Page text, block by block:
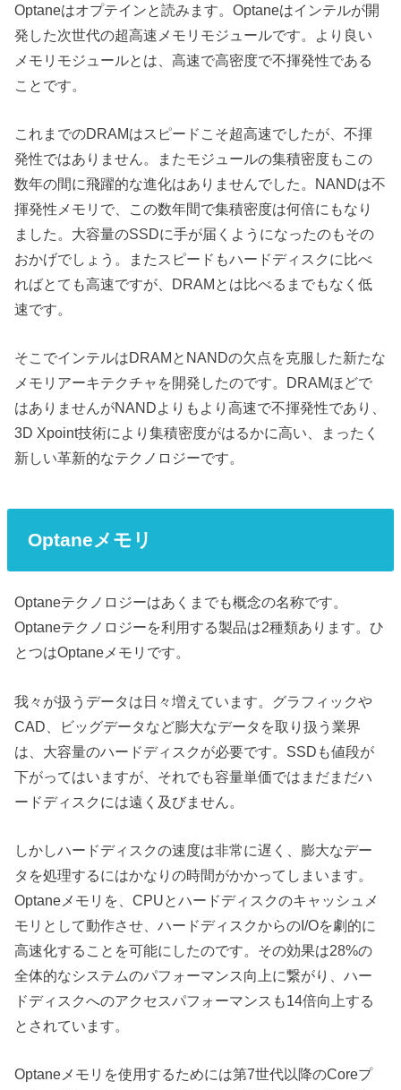
Optaneはオプテインと読みます。Optaneはインテルが開
発した次世代の超高速メモリモジュールです。より良い
メモリモジュールとは、高速で高密度で不揮発性である
ことです。
これまでのDRAMはスピードこそ超高速でしたが、不揮
発性ではありません。またモジュールの集積密度もこの
数年の間に飛躍的な進化はありませんでした。NANDは不
揮発性メモリで、この数年間で集積密度は何倍にもなり
ました。大容量のSSDに手が届くようになったのもその
おかげでしょう。またスピードもハードディスクに比べ
ればとても高速ですが、DRAMとは比べるまでもなく低
速です。
そこでインテルはDRAMとNANDの欠点を克服した新たな
メモリアーキテクチャを開発したのです。DRAMほどで
はありませんがNANDよりもより高速で不揮発性であり、
3D Xpoint技術により集積密度がはるかに高い、まったく
新しい革新的なテクノロジーです。
Optaneメモリ
Optaneテクノロジーはあくまでも概念の名称です。
Optaneテクノロジーを利用する製品は2種類あります。ひ
とつはOptaneメモリです。
我々が扱うデータは日々増えています。グラフィックや
CAD、ビッグデータなど膨大なデータを取り扱う業界
は、大容量のハードディスクが必要です。SSDも値段が
下がってはいますが、それでも容量単価ではまだまだハ
ードディスクには遠く及びません。
しかしハードディスクの速度は非常に遅く、膨大なデー
タを処理するにはかなりの時間がかかってしまいます。
Optaneメモリを、CPUとハードディスクのキャッシュメ
モリとして動作させ、ハードディスクからのI/Oを劇的に
高速化することを可能にしたのです。その効果は28%の
全体的なシステムのパフォーマンス向上に繋がり、ハー
ドディスクへのアクセスパフォーマンスも14倍向上する
とされています。
Optaneメモリを使用するためには第7世代以降のCoreプ